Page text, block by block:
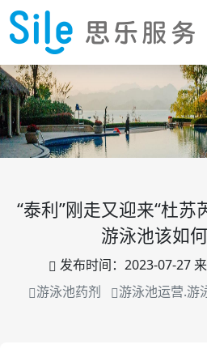
“泰利”刚走又迎来“杜苏
游泳池该如何
发布时间： 2023-07-27
游泳池药剂
游泳池运营.游